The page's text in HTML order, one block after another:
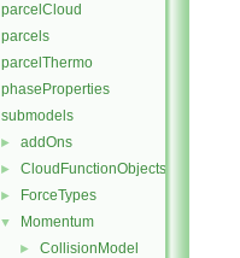
parcelCloud
parcels
parcelThermo
phaseProperties
submodels
► addOns
► CloudFunctionObjects
► ForceTypes
▼ Momentum
► CollisionModel